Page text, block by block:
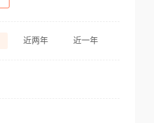
近两年 近一年